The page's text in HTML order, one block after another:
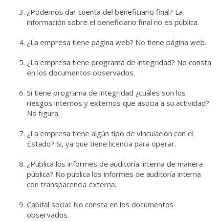
¿Podemos dar cuenta del beneficiario final? La
información sobre el beneficiario final no es pública.
¿La empresa tiene página web? No tiene página web.
¿La empresa tiene programa de integridad? No consta
en los documentos observados.
Si tiene programa de integridad ¿cuáles son los
riesgos internos y externos que asocia a su actividad?
No figura.
¿La empresa tiene algún tipo de vinculación con el
Estado? Si, ya que tiene licencia para operar.
¿Publica los informes de auditoría interna de manera
pública? No publica los informes de auditoría interna
con transparencia externa.
Capital social: No consta en los documentos
observados.